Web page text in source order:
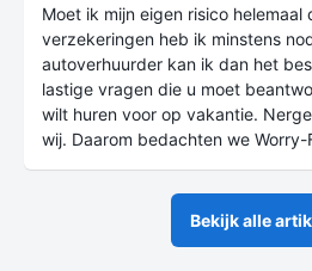
Moet ik mijn eigen risico helemaal
verzekeringen heb ik minstens
autoverhuurder kan ik dan het
lastige vragen die u moet
wilt huren voor op vakantie.
wij. Daarom bedachten we Worry-
Bekijk alle